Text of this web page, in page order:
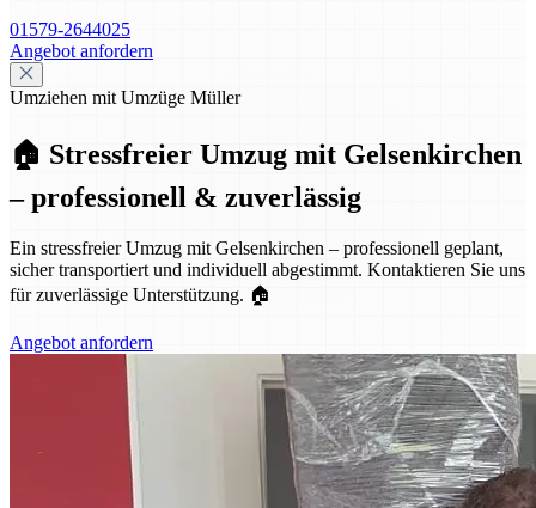
01579-2644025
Angebot anfordern
Umziehen mit Umzüge Müller
🏠 Stressfreier Umzug mit Gelsenkirchen
– professionell & zuverlässig
Ein stressfreier Umzug mit Gelsenkirchen – professionell geplant,
sicher transportiert und individuell abgestimmt. Kontaktieren Sie uns
für zuverlässige Unterstützung. 🏠
Angebot anfordern